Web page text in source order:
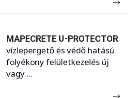
MAPECRETE U-PROTECTOR
vízlepergető és védő hatású
folyékony felületkezelés új
vagy ...